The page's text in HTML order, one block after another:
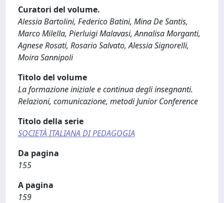
Curatori del volume.
Alessia Bartolini, Federico Batini, Mina De Santis,
Marco Milella, Pierluigi Malavasi, Annalisa Morganti,
Agnese Rosati, Rosario Salvato, Alessia Signorelli,
Moira Sannipoli
Titolo del volume
La formazione iniziale e continua degli insegnanti.
Relazioni, comunicazione, metodi Junior Conference
Titolo della serie
SOCIETÀ ITALIANA DI PEDAGOGIA
Da pagina
155
A pagina
159